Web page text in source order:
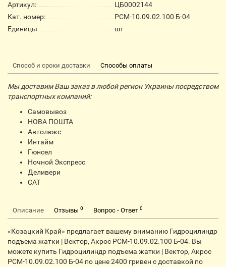
Артикул:
ЦБ0002144
Кат. номер:
РСМ-10.09.02.100 Б-04
Единицы
шт
Способ и сроки доставки Способы оплаты
Мы доставим Ваш заказ в любой регион Украины посредством
транспортных компаний:
Самовывоз
НОВА ПОШТА
Автолюкс
Интайм
Гюнсел
Ночной Экспресс
Деливери
CАТ
Описание Отзывы 0 Вопрос - Ответ 0
«Козацкий Край» предлагает вашему вниманию Гидроцилиндр
подъема жатки | Вектор, Акрос РСМ-10.09.02.100 Б-04. Вы
можете купить Гидроцилиндр подъема жатки | Вектор, Акрос
РСМ-10.09.02.100 Б-04 по цене 2400 гривен с доставкой по